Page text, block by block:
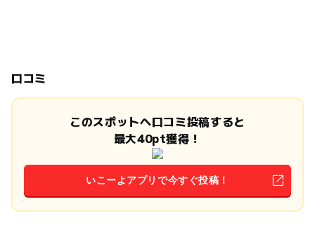
口コミ
このスポットへ口コミ投稿すると
最大40pt獲得！
いこーよアプリで今すぐ投稿！